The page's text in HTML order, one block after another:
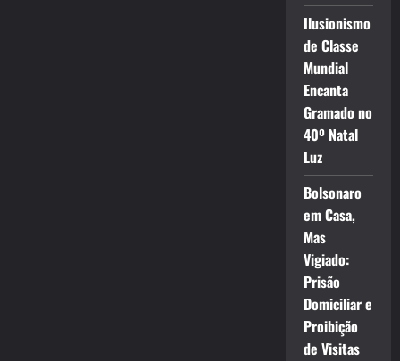
Ilusionismo
de Classe
Mundial
Encanta
Gramado no
40º Natal
Luz
Bolsonaro
em Casa,
Mas
Vigiado:
Prisão
Domiciliar e
Proibição
de Visitas